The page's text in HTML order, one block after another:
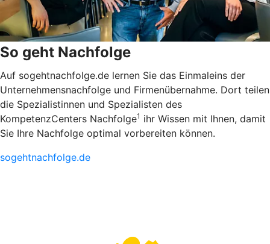
So geht Nachfolge
Auf sogehtnachfolge.de lernen Sie das Einmaleins der
Unternehmensnachfolge und Firmenübernahme. Dort teilen
die Spezialistinnen und Spezialisten des
KompetenzCenters Nachfolge1 ihr Wissen mit Ihnen, damit
Sie Ihre Nachfolge optimal vorbereiten können.
sogehtnachfolge.de